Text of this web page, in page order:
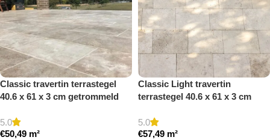
Classic travertin terrastegel
40.6 x 61 x 3 cm getrommeld
5.0
€50,49 m²
Classic Light travertin
terrastegel 40.6 x 61 x 3 cm
5.0
€57,49 m²